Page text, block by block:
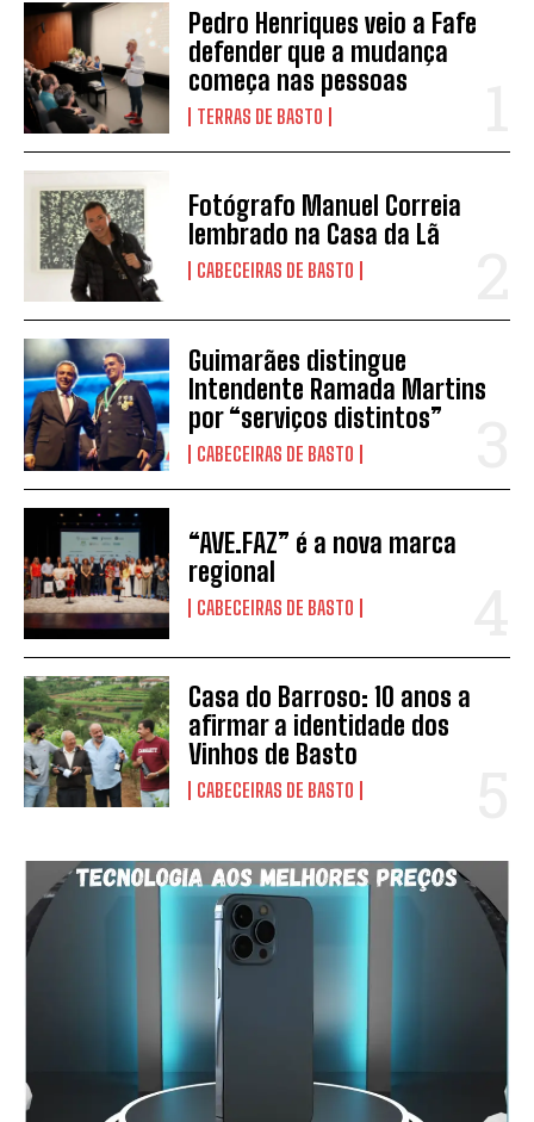
SUBSCREVER
Li e aceito a vossa
Pedro Henriques veio a Fafe
defender que a mudança
começa nas pessoas
TERRAS DE BASTO
Fotógrafo Manuel Correia
lembrado na Casa da Lã
CABECEIRAS DE BASTO
Guimarães distingue
Intendente Ramada Martins
por “serviços distintos”
CABECEIRAS DE BASTO
“AVE.FAZ” é a nova marca
regional
CABECEIRAS DE BASTO
Casa do Barroso: 10 anos a
afirmar a identidade dos
Vinhos de Basto
CABECEIRAS DE BASTO